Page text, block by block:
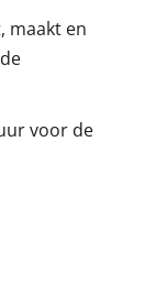
maakt en
voor de